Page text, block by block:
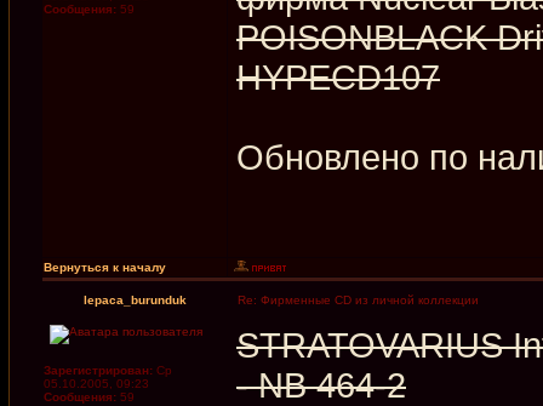
Сообщения: 59
POISONBLACK
HYPECD107
Обновлено по
Вернуться к началу
lepaca_burunduk Re: Фирменные CD из личной коллекции
Зарегистрирован: Ср
05.10.2005, 09:23
Сообщения: 59
STRATOVARIUS
- NB 464-2